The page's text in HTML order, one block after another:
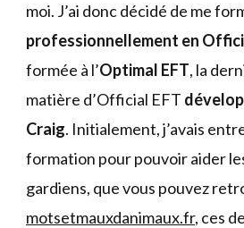
moi. J’ai donc décidé de me
professionnellement en
formée à l’Optimal EFT, la
matière d’Official EFT
Craig. Initialement, j’avais
formation pour pouvoir aider
gardiens, que vous pouvez
motsetmauxdanimaux.fr, ces